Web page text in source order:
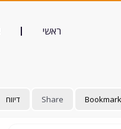
ראשי
Bookmark
Share דיווח